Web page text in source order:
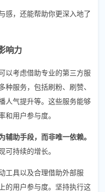
感，还能帮助你更深入地了
响力
以考虑借助专业的第三方服
种服务，包括刷粉、刷赞、
人气提升等。这些服务能够
用户参与度。
辅助手段，而非唯一依赖。
持续的增长。
工具以及合理借助外部服
的用户参与度。坚持执行这